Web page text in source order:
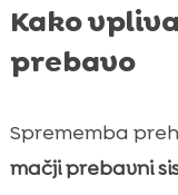
Kako
prebavo
Sprememba
mačji prebavni